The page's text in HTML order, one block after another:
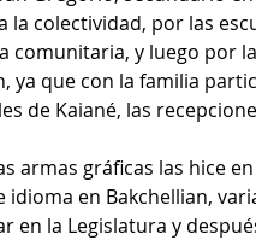
la colectividad, por las
comunitaria, y luego por
ya que con la familia
de Kaiané, las
armas gráficas las hice
idioma en Bakchellian,
en la Legislatura y